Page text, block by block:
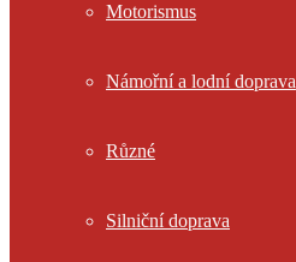
Motorismus
Námořní a lodní doprava
Různé
Silniční doprava